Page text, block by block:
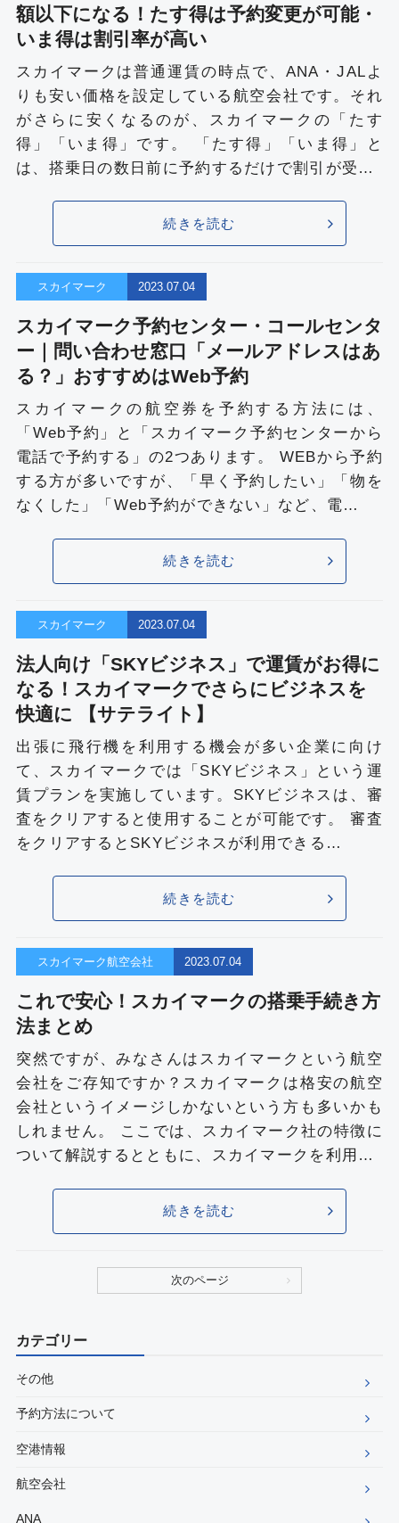
額以下になる！たす得は予約変更が可能・
いま得は割引率が高い
スカイマークは普通運賃の時点で、ANA・JALよ
りも安い価格を設定している航空会社です。それ
がさらに安くなるのが、スカイマークの「たす
得」「いま得」です。 「たす得」「いま得」と
は、搭乗日の数日前に予約するだけで割引が受…
続きを読む
スカイマーク 2023.07.04
スカイマーク予約センター・コールセンタ
ー｜問い合わせ窓口「メールアドレスはあ
る？」おすすめはWeb予約
スカイマークの航空券を予約する方法には、
「Web予約」と「スカイマーク予約センターから
電話で予約する」の2つあります。 WEBから予約
する方が多いですが、「早く予約したい」「物を
なくした」「Web予約ができない」など、電…
続きを読む
スカイマーク 2023.07.04
法人向け「SKYビジネス」で運賃がお得に
なる！スカイマークでさらにビジネスを
快適に 【サテライト】
出張に飛行機を利用する機会が多い企業に向け
て、スカイマークでは「SKYビジネス」という運
賃プランを実施しています。SKYビジネスは、審
査をクリアすると使用することが可能です。 審査
をクリアするとSKYビジネスが利用できる…
続きを読む
スカイマーク航空会社 2023.07.04
これで安心！スカイマークの搭乗手続き方
法まとめ
突然ですが、みなさんはスカイマークという航空
会社をご存知ですか？スカイマークは格安の航空
会社というイメージしかないという方も多いかも
しれません。 ここでは、スカイマーク社の特徴に
ついて解説するとともに、スカイマークを利用…
続きを読む
次のページ
カテゴリー
その他
予約方法について
空港情報
航空会社
ANA